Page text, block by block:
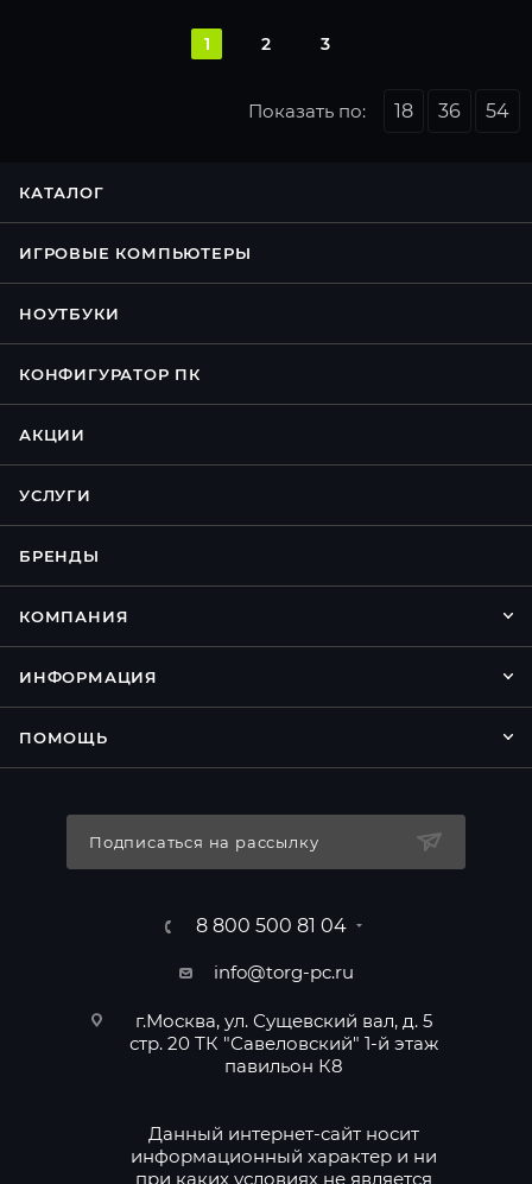
1 2 3
Показать по: 18 36 54
КАТАЛОГ
ИГРОВЫЕ КОМПЬЮТЕРЫ
НОУТБУКИ
КОНФИГУРАТОР ПК
АКЦИИ
УСЛУГИ
БРЕНДЫ
КОМПАНИЯ
ИНФОРМАЦИЯ
ПОМОЩЬ
Подписаться на рассылку
8 800 500 81 04
info@torg-pc.ru
г.Москва, ул. Сущевский вал, д. 5
стр. 20 ТК "Савеловский" 1-й этаж
павильон К8
Данный интернет-сайт носит
информационный характер и ни
при каких условиях не является